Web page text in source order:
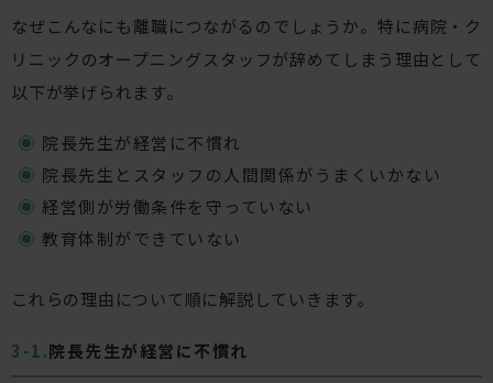
なぜこんなにも離職につながるのでしょうか。特に病院・ク
リニックのオープニングスタッフが辞めてしまう理由として
以下が挙げられます。
院長先生が経営に不慣れ
院長先生とスタッフの人間関係がうまくいかない
経営側が労働条件を守っていない
教育体制ができていない
これらの理由について順に解説していきます。
院長先生が経営に不慣れ